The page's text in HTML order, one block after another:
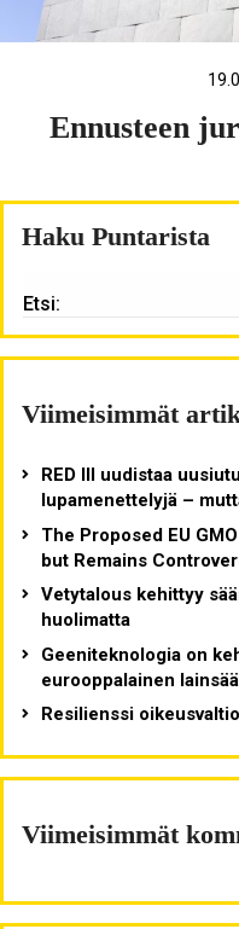
Ennusteen
Haku Puntarista
Viimeisimmät
RED III uudistaa
lupamenettelyjä –
The Proposed EU
but Remains
Vetytalous kehittyy
huolimatta
Geeniteknologia on
eurooppalainen
Resilienssi
Viimeisimmät